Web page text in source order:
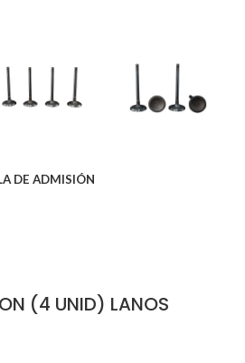
DE ADMISIÓN
(4 UNID) LANOS